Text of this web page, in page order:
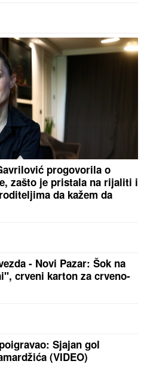
progovorila o
zašto je pristala na rijaliti i
da kažem da
- Novi Pazar: Šok na
crveni karton za crveno-
Sjajan gol
(VIDEO)